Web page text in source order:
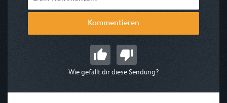
Kommentieren
Wie gefällt dir diese Sendung?